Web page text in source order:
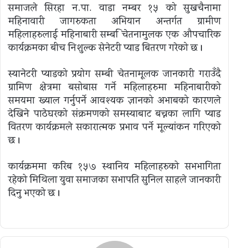
समाजले सिरहा न.पा. वाडा नम्बर १५ को सुखचैनामा
महिनावारी जागरुकता अभियान अन्तर्गत ग्रामीण
महिलाहरुलाई महिनाबारी सम्बन्धि चेतनामुलक एक औपचारिक
कार्यक्रमका बीच निशुल्क सेनेटरी प्याड बितरण गरेको छ ।
स्यानेटरी प्याडको प्रयोग सम्बन्धी चेतनामूलक जानकारी गराउँदै
ग्रामिण क्षेत्रमा बसोबास गर्ने महिलाहरुमा महिनाबारीको
समयमा ख्याल गर्नुपर्ने आवश्यक ज्ञानको अभाबको कारणले
देखिने पाठेघरको संक्रमणको समस्याबाट बच्नका लागि प्याड
वितरण कार्यक्रमले सकारात्मक प्रभाव पर्ने मूल्यांकन गरिएको
छ ।
कार्यक्रममा करिब १५७ स्थानिय महिलाहरुको सभभागिता
रहेको मिथिला युवा समाजका सभापति सुनिल साहले जानकारी
दिनु भएको छ ।